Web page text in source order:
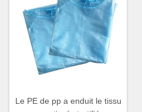
Le PE de pp a enduit le tissu